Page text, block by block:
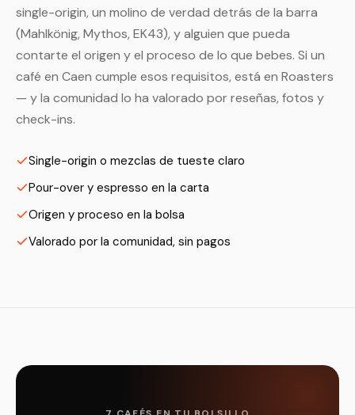
single-origin, un molino de verdad detrás de la barra
(Mahlkönig, Mythos, EK43), y alguien que pueda
contarte el origen y el proceso de lo que bebes. Si un
café en Caen cumple esos requisitos, está en Roasters
— y la comunidad lo ha valorado por reseñas, fotos y
check-ins.
Single-origin o mezclas de tueste claro
Pour-over y espresso en la carta
Origen y proceso en la bolsa
Valorado por la comunidad, sin pagos